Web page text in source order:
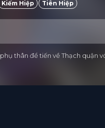
Kiếm Hiệp Tiên Hiệp
thân để tiến về Thạch quận